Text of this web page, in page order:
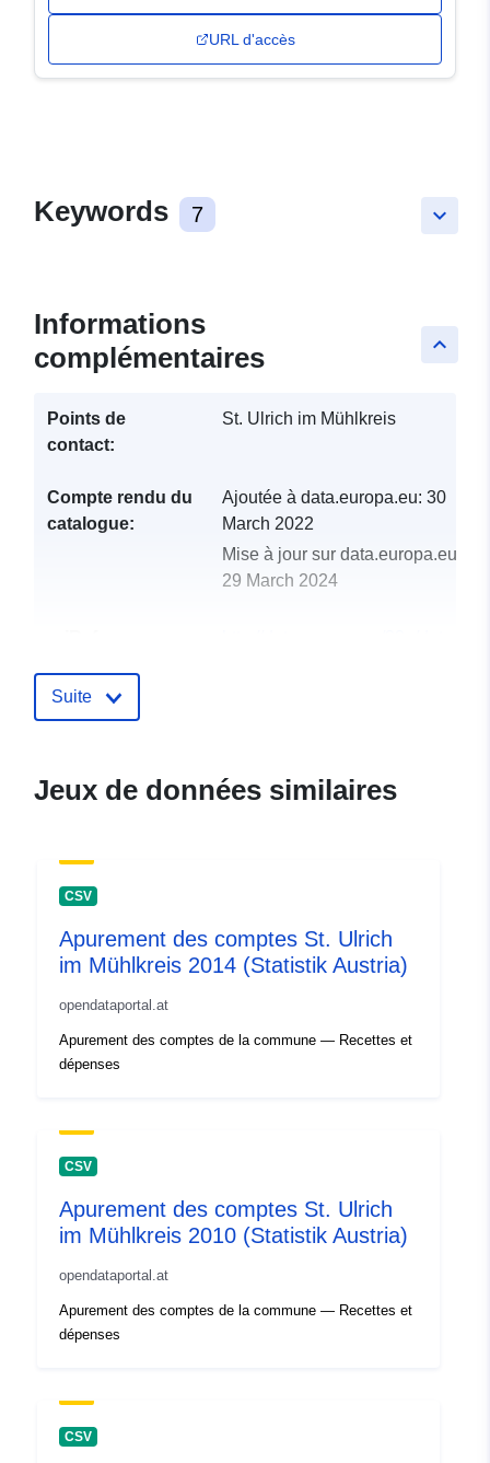
URL d'accès
keyboard_arrow_down
Keywords 7
keyboard_arrow_up
Informations
complémentaires
Points de
contact:
St. Ulrich im Mühlkreis
Compte rendu du
catalogue:
Ajoutée à data.europa.eu: 30
March 2022
Mise à jour sur data.europa.eu:
29 March 2024
Suite
Jeux de données similaires
CSV
Apurement des comptes St. Ulrich
im Mühlkreis 2014 (Statistik Austria)
opendataportal.at
Apurement des comptes de la commune — Recettes et
dépenses
CSV
Apurement des comptes St. Ulrich
im Mühlkreis 2010 (Statistik Austria)
opendataportal.at
Apurement des comptes de la commune — Recettes et
dépenses
CSV